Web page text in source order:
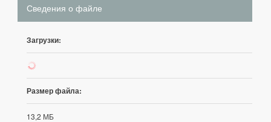
Сведения о файле
Загрузки:
456
Размер файла:
13,2 МБ